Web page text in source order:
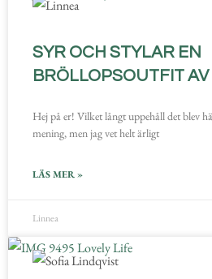
SYR OCH STYLAR EN
BRÖLLOPSOUTFIT
Hej på er! Vilket långt uppehåll det blev
mening, men jag vet helt ärligt
LÄS MER »
Linnea